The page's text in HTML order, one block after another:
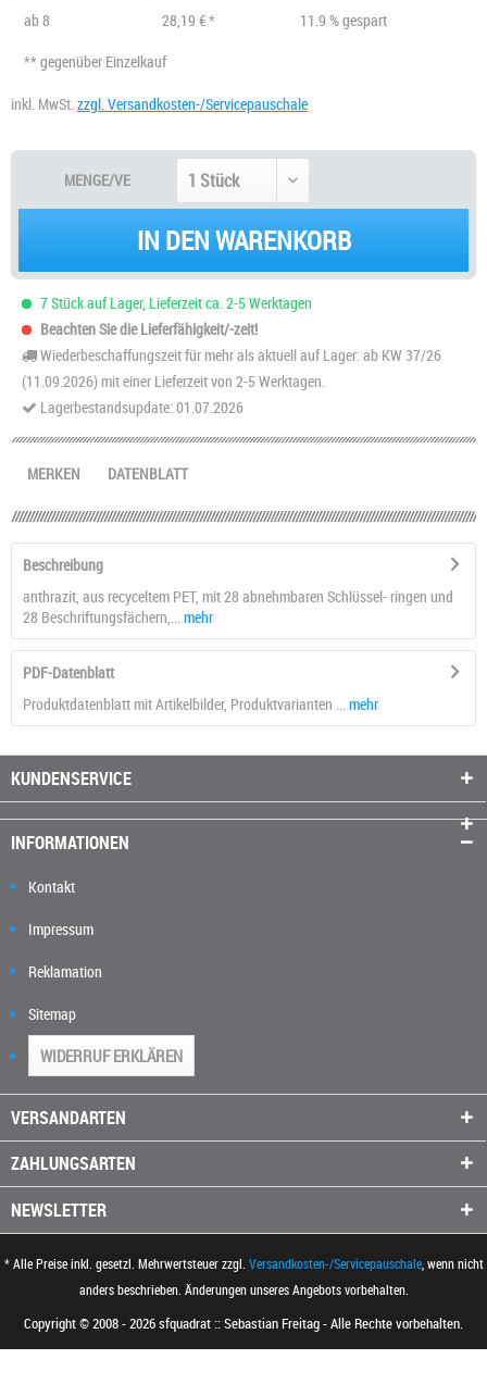
ab8 28,19 € *
11.9 % gespart
** gegenüber Einzelkauf
inkl. MwSt. zzgl. Versandkosten-/Servicepauschale
MENGE/VE
IN DEN WARENKORB
7 Stück auf Lager, Lieferzeit ca. 2-5 Werktagen
Beachten Sie die Lieferfähigkeit/-zeit!
Wiederbeschaffungszeit für mehr als aktuell auf Lager: ab KW 37/26
(11.09.2026) mit einer Lieferzeit von 2-5 Werktagen.
Lagerbestandsupdate: 01.07.2026
DATENBLATT
MERKEN
Beschreibung
anthrazit, aus recyceltem PET, mit 28 abnehmbaren Schlüssel- ringen und
28 Beschriftungsfächern,...
mehr
PDF-Datenblatt
Produktdatenblatt mit Artikelbilder, Produktvarianten ... mehr
KUNDENSERVICE
INFORMATIONEN
Kontakt
Impressum
Reklamation
Sitemap
WIDERRUF ERKLÄREN
VERSANDARTEN
ZAHLUNGSARTEN
NEWSLETTER
* Alle Preise inkl. gesetzl. Mehrwertsteuer zzgl. Versandkosten-/Servicepauschale, wenn nicht
anders beschrieben. Änderungen unseres Angebots vorbehalten.
Copyright © 2008 - 2026 sfquadrat :: Sebastian Freitag - Alle Rechte vorbehalten.